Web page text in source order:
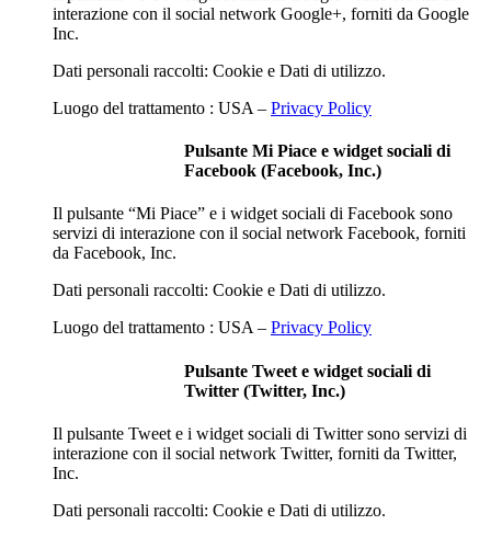
interazione con il social network Google+, forniti da Google
Inc.
Dati personali raccolti: Cookie e Dati di utilizzo.
Luogo del trattamento : USA – Privacy Policy
Pulsante Mi Piace e widget sociali di
Facebook (Facebook, Inc.)
Il pulsante “Mi Piace” e i widget sociali di Facebook sono
servizi di interazione con il social network Facebook, forniti
da Facebook, Inc.
Dati personali raccolti: Cookie e Dati di utilizzo.
Luogo del trattamento : USA – Privacy Policy
Pulsante Tweet e widget sociali di
Twitter (Twitter, Inc.)
Il pulsante Tweet e i widget sociali di Twitter sono servizi di
interazione con il social network Twitter, forniti da Twitter,
Inc.
Dati personali raccolti: Cookie e Dati di utilizzo.